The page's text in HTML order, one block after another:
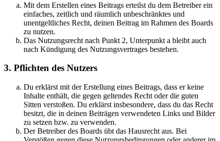
Mit dem Erstellen eines Beitrags erteilst du dem Betreiber ein
einfaches, zeitlich und räumlich unbeschränktes und
unentgeltliches Recht, deinen Beitrag im Rahmen des Boards
zu nutzen.
Das Nutzungsrecht nach Punkt 2, Unterpunkt a bleibt auch
nach Kündigung des Nutzungsvertrages bestehen.
3. Pflichten des Nutzers
Du erklärst mit der Erstellung eines Beitrags, dass er keine
Inhalte enthält, die gegen geltendes Recht oder die guten
Sitten verstoßen. Du erklärst insbesondere, dass du das Recht
besitzt, die in deinen Beiträgen verwendeten Links und Bilder
zu setzen bzw. zu verwenden.
Der Betreiber des Boards übt das Hausrecht aus. Bei